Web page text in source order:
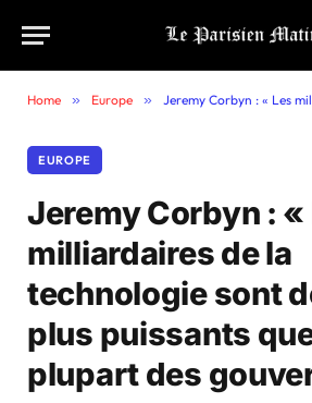
Home » Europe » Jeremy Corbyn : « Les milliardaires de la technologie sont
EUROPE
Jeremy Corbyn : «
milliardaires de la
technologie sont
plus puissants
plupart des